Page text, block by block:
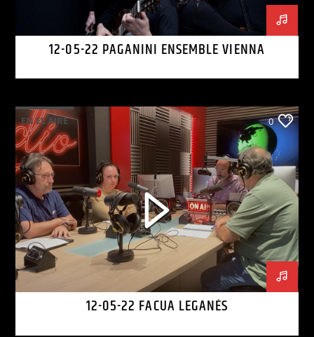
12-05-22 PAGANINI ENSEMBLE VIENNA
EN EL AIRE 0
12-05-22 FACUA LEGANÉS